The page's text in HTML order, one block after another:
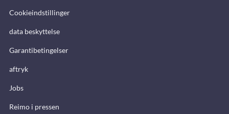
Cookieindstillinger
data beskyttelse
Garantibetingelser
aftryk
Jobs
Reimo i pressen